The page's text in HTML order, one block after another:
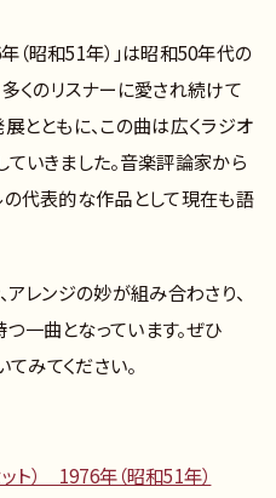
（昭和51年）」は昭和50年代の
くのリスナーに愛され続けて
とともに、この曲は広くラジオ
いきました。音楽評論家から
の代表的な作品として現在も語
アレンジの妙が組み合わさり、
一曲となっています。ぜひ
みてください。
ット） 1976年（昭和51年）